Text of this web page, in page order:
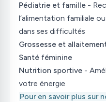
Pédiatrie et famille -
l’alimentation familiale
dans ses difficultés
Grossesse et
Santé féminine
Nutrition sportive -
votre énergie
Pour en savoir plus sur